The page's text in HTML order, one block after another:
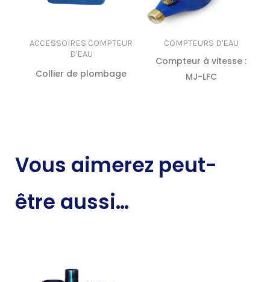
ACCESSOIRES COMPTEUR
D'EAU
Collier de plombage
COMPTEURS D'EAU
Compteur à vitesse :
MJ-LFC
Vous aimerez peut-
être aussi…